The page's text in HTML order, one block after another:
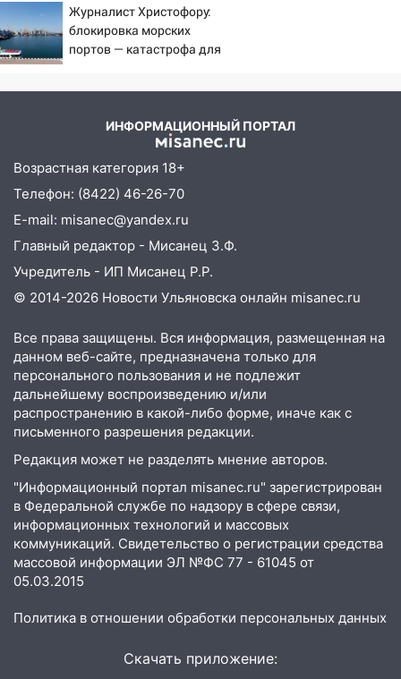
09:35
В Ульяновске директора фирмы
будут судить за неуплату налогов на 48
млн рублей
Жара возвращается: ожидается
06:00 Под Ульяновском при развороте
пострадал 38-летний водитель
иномарки
05:00
«Каждая пятая женщина и каждый
второй мужчина в мире сталкиваются с
алопецией»: врач рассказал, чем может
справиться
03:30 Гороскоп на 7 августа: пятница
принесет прилив творческой энергии и
отличные шансы исправить старые
ошибки
06.08.2026
23:20 Прогноз погоды на 7 августа в
Ульяновской области
20:04 Ульяновцев приглашают на забег,
посвящённый Дню воздушного флота
России
19:12
В Ульяновской области
наказали за сокрытие прошлого своего
Журналист Христофору:
блокировка морских
портов — катастрофа для
ИНФОРМАЦИОННЫЙ ПОРТАЛ
Возрастная категория 18+
Телефон: (8422) 46-26-70
E-mail: misanec@yandex.ru
Главный редактор - Мисанец З.Ф.
Учредитель - ИП Мисанец Р.Р.
© 2014-2026 Новости Ульяновска онлайн misanec.ru
Все права защищены. Вся информация, размещенная на
данном веб-сайте, предназначена только для
персонального пользования и не подлежит
дальнейшему воспроизведению и/или
распространению в какой-либо форме, иначе как с
письменного разрешения редакции.
Редакция может не разделять мнение авторов.
"Информационный портал misanec.ru" зарегистрирован
в Федеральной службе по надзору в сфере связи,
информационных технологий и массовых
коммуникаций. Свидетельство о регистрации средства
массовой информации ЭЛ №ФС 77 - 61045 от
05.03.2015
Политика в отношении обработки персональных данных
Скачать приложение: